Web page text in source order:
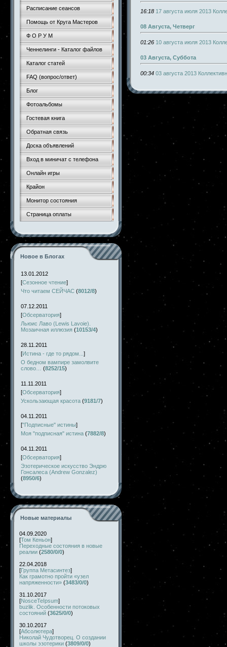
Расписание сеансов
Помощь от Круга Мастеров
Ф О Р У М
Ченнелинги - Каталог файлов
Каталог статей
FAQ (вопрос/ответ)
Блог
Фотоальбомы
Гостевая книга
Обратная связь
Доска объявлений
Вход в миничат с телефона
Онлайн игры
Крайон
Монитор состояния
Страница оплаты
Новое в Блогах
13.01.2012
[Сезонное чтение]
Что читаем СЕЙЧАС (8012/8)
07.12.2011
[Обсерватория]
Льюис Лаво (Lewis Lavoie).
Мозаичная иллюзия (10153/4)
28.11.2011
[Истина - где то рядом... ]
О бедном вампире замолвите
слово…
(8252/15)
11.11.2011
[Обсерватория]
Ускользающая красота (9181/7)
04.11.2011
["Подписные" истины]
Моя "подписная" истина (7882/8)
04.11.2011
[Обсерватория]
Эзотерическое искусство Эндрю
Гонсалеса (Andrew Gonzalez)
(8950/6)
Новые материалы
04.09.2020
[Том Кеньон]
Переходные состояния в новые
реалии (2580/0/0)
22.04.2018
[Группа Метасинтез]
Как грамотно пройти «узел
напряженности» (3483/0/0)
31.10.2017
[NosceTeIpsum]
buzlik. Особенности потоковых
состояний (3625/0/0)
30.10.2017
[Абсолютера]
Николай Чудотворец. О создании
школы эзотерики (3809/0/0)
16:18 17 августа июля 2013
08 Августа, Четверг
01:26 10 августа июля 2013
03 Августа, Суббота
00:34 03 августа 2013